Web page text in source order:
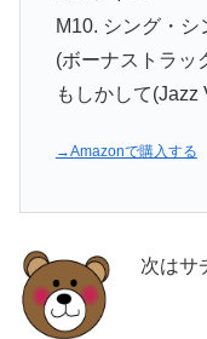
M10. シング・シ
(ボーナストラッ
もしかして(Jazz
→Amazonで購入する
次はサ